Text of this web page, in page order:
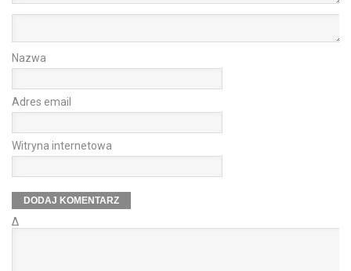
Nazwa
Adres email
Witryna internetowa
Δ